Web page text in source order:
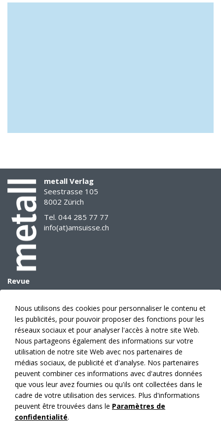
metall Verlag
Seestrasse 105
8002 Zürich
Tel. 044 285 77 77
info(at)amsuisse.ch
Revue
Archives
Données médias
Prévision des sujets
Annonces
Éditeur
Abonnement
Faits
Contacts
Mes articles
Nous utilisons des cookies pour personnaliser le contenu et
les publicités, pour pouvoir proposer des fonctions pour les
réseaux sociaux et pour analyser l'accès à notre site Web.
Nous partageons également des informations sur votre
utilisation de notre site Web avec nos partenaires de
médias sociaux, de publicité et d'analyse. Nos partenaires
peuvent combiner ces informations avec d'autres données
que vous leur avez fournies ou qu'ils ont collectées dans le
cadre de votre utilisation des services. Plus d'informations
peuvent être trouvées dans le Paramètres de
confidentialité.